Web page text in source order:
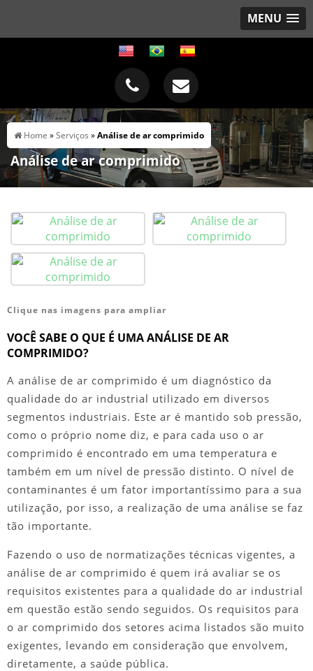
MENU
Home »Serviços »Análise de ar comprimido
Análise de ar comprimido
Clique nas imagens para ampliar
VOCÊ SABE O QUE É UMA ANÁLISE DE AR
COMPRIMIDO?
A análise de ar comprimido é um diagnóstico da
qualidade do ar industrial utilizado em diversos
segmentos industriais. Este ar é mantido sob pressão,
como o próprio nome diz, e para cada uso o ar
comprimido é encontrado em uma temperatura e
também em um nível de pressão distinto. O nível de
contaminantes é um fator importantíssimo para a sua
utilização, por isso, a realização de uma análise se faz
tão importante.
Fazendo o uso de normatizações técnicas vigentes, a
análise de ar comprimido é quem irá avaliar se os
requisitos existentes para a qualidade do ar industrial
em questão estão sendo seguidos. Os requisitos para
o ar comprimido dos setores acima listados são muito
exigentes, levando em consideração que envolvem,
diretamente, a saúde pública.